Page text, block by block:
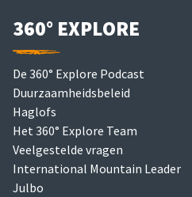
360° EXPLORE
De 360° Explore Podcast
Duurzaamheidsbeleid
Haglofs
Het 360° Explore Team
Veelgestelde vragen
International Mountain Leader
Julbo